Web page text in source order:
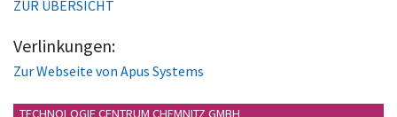
ZUR ÜBERSICHT
Verlinkungen:
Zur Webseite von Apus Systems
TECHNOLOGIE CENTRUM CHEMNITZ GMBH